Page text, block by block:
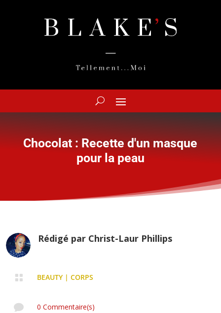
Chocolat : Recette d'un masque
pour la peau
Rédigé par Christ-Laur Phillips
 BEAUTY| CORPS
 0 Commentaire(s)